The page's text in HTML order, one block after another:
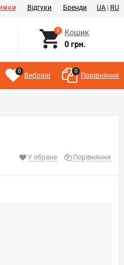
Відгуки Бренди UA | RU
0
Кошик
0 грн.
0 Вибрані 0 Порівняння
У обране Порівняння